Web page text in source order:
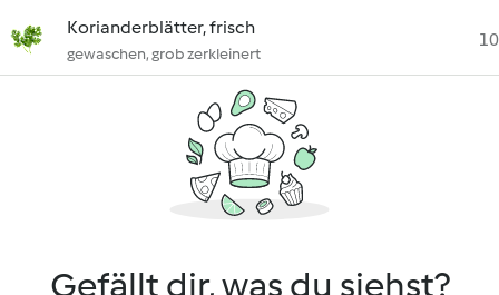
Korianderblätter, frisch
gewaschen, grob zerkleinert
10
Gefällt dir, was du siehst?